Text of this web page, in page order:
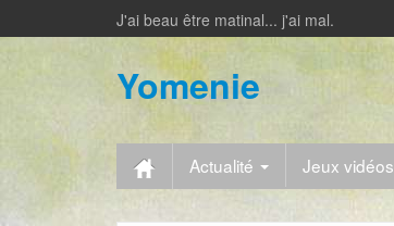
J'ai beau être matinal... j'ai mal.
Yomenie
Actualité Jeux vidéos